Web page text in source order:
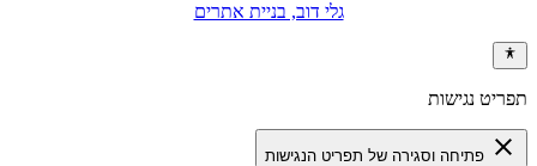
גלי דוב, בניית אתרים
תפריט נגישות
close פתיחה וסגירה של תפריט הנגישות